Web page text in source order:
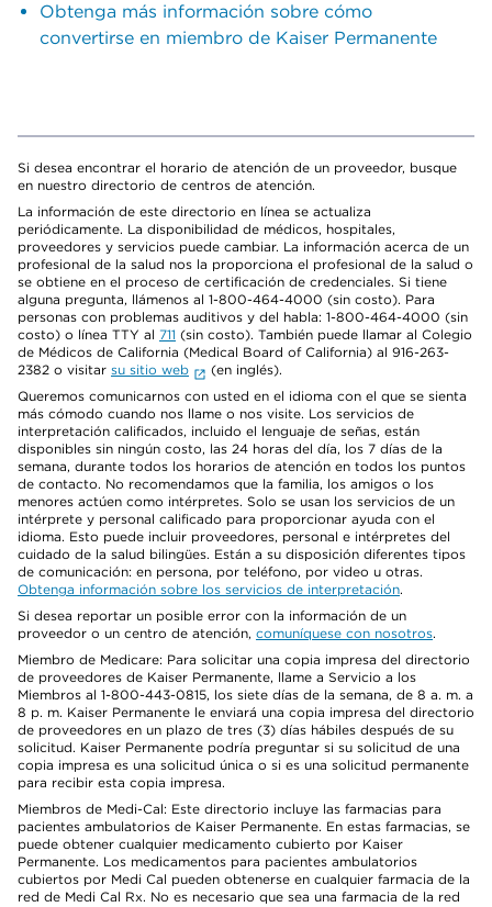
Obtenga más información sobre cómo
convertirse en miembro de Kaiser Permanente
Si desea encontrar el horario de atención de un proveedor, busque
en nuestro directorio de centros de atención.
La información de este directorio en línea se actualiza
periódicamente. La disponibilidad de médicos, hospitales,
proveedores y servicios puede cambiar. La información acerca de un
profesional de la salud nos la proporciona el profesional de la salud o
se obtiene en el proceso de certificación de credenciales. Si tiene
alguna pregunta, llámenos al 1-800-464-4000 (sin costo). Para
personas con problemas auditivos y del habla: 1-800-464-4000 (sin
costo) o línea TTY al 711 (sin costo). También puede llamar al Colegio
de Médicos de California (Medical Board of California) al 916-263-
2382 o visitar su sitio web
(en inglés).
Queremos comunicarnos con usted en el idioma con el que se sienta
más cómodo cuando nos llame o nos visite. Los servicios de
interpretación calificados, incluido el lenguaje de señas, están
disponibles sin ningún costo, las 24 horas del día, los 7 días de la
semana, durante todos los horarios de atención en todos los puntos
de contacto. No recomendamos que la familia, los amigos o los
menores actúen como intérpretes. Solo se usan los servicios de un
intérprete y personal calificado para proporcionar ayuda con el
idioma. Esto puede incluir proveedores, personal e intérpretes del
cuidado de la salud bilingües. Están a su disposición diferentes tipos
de comunicación: en persona, por teléfono, por video u otras.
Obtenga información sobre los servicios de interpretación.
Si desea reportar un posible error con la información de un
proveedor o un centro de atención, comuníquese con nosotros.
Miembro de Medicare: Para solicitar una copia impresa del directorio
de proveedores de Kaiser Permanente, llame a Servicio a los
Miembros al 1-800-443-0815, los siete días de la semana, de 8 a. m. a
8 p. m. Kaiser Permanente le enviará una copia impresa del directorio
de proveedores en un plazo de tres (3) días hábiles después de su
solicitud. Kaiser Permanente podría preguntar si su solicitud de una
copia impresa es una solicitud única o si es una solicitud permanente
para recibir esta copia impresa.
Miembros de Medi-Cal: Este directorio incluye las farmacias para
pacientes ambulatorios de Kaiser Permanente. En estas farmacias, se
puede obtener cualquier medicamento cubierto por Kaiser
Permanente. Los medicamentos para pacientes ambulatorios
cubiertos por Medi Cal pueden obtenerse en cualquier farmacia de la
red de Medi Cal Rx. No es necesario que sea una farmacia de la red